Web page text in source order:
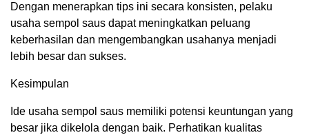
Dengan menerapkan tips ini secara konsisten, pelaku
usaha sempol saus dapat meningkatkan peluang
keberhasilan dan mengembangkan usahanya menjadi
lebih besar dan sukses.
Kesimpulan
Ide usaha sempol saus memiliki potensi keuntungan yang
besar jika dikelola dengan baik. Perhatikan kualitas